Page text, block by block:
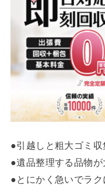
●引越しと粗大ゴミ
●遺品整理する品物が
●とにかく急いでラ